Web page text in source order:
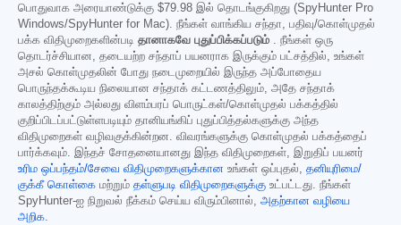
பொதுவாக அரையாண்டுக்கு $79.98 இல் தொடங்குகிறது (SpyHunter Pro
Windows/SpyHunter for Mac). நீங்கள் வாங்கிய சந்தா, பதிவு/கொள்முதல்
பக்க விதிமுறைகளின்படி தானாகவே புதுப்பிக்கப்படும் . நீங்கள் ஒரு
தொடர்ச்சியான, தடையற்ற சந்தாப் பயனராக இருக்கும் பட்சத்தில், உங்கள்
அசல் கொள்முதலின் போது நடைமுறையில் இருந்த அப்போதைய
பொருந்தக்கூடிய நிலையான சந்தாக் கட்டணத்திலும், அதே சந்தாக்
காலத்திற்கும் அல்லது விளம்பரப் பொருட்கள்/கொள்முதல் பக்கத்தில்
குறிப்பிடப்பட்டுள்ளபடியும் தானியங்கிப் புதுப்பித்தல்களுக்கு அந்த
விதிமுறைகள் வழிவகுக்கின்றன. விவரங்களுக்கு கொள்முதல் பக்கத்தைப்
பார்க்கவும். இந்தச் சோதனையானது இந்த விதிமுறைகள், இறுதிப் பயனர்
உரிம ஒப்பந்தம்/சேவை விதிமுறைகளுக்கான உங்கள் ஒப்புதல், தனியுரிமை/
குக்கீ கொள்கை மற்றும் தள்ளுபடி விதிமுறைகளுக்கு உட்பட்டது. நீங்கள்
SpyHunter-ஐ நிறுவல் நீக்கம் செய்ய விரும்பினால், அதற்கான வழியை
அறிக.